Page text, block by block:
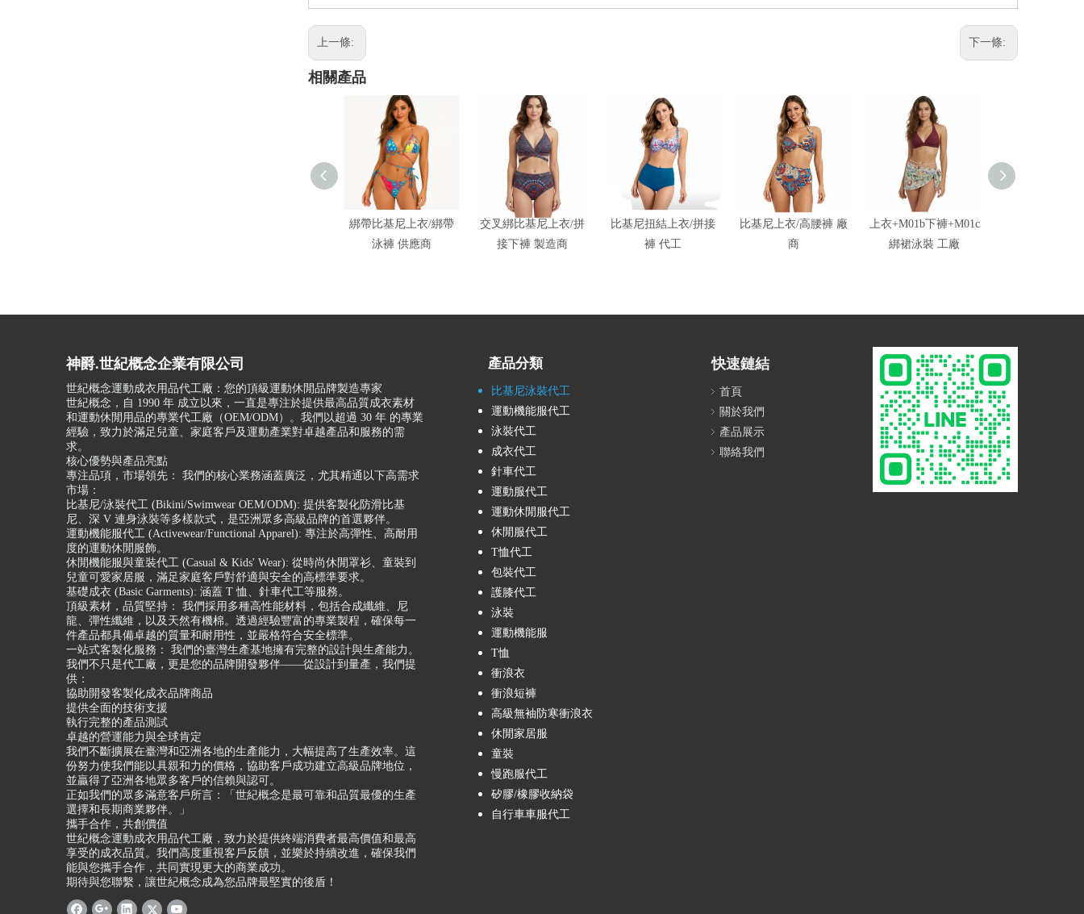
上一條: 下一條:
相關產品
綁帶比基尼上衣/綁帶
泳褲 供應商
交叉綁比基尼上衣/拼
接下褲 製造商
比基尼扭結上衣/拼接
褲 代工
比基尼上衣/高腰褲 廠
商
上衣+M01b下褲+M01c
綁裙泳裝 工廠
神爵.世紀概念企業有限公司
世紀概念運動成衣用品代工廠：您的頂級運動休閒品牌製造專家
世紀概念，自 1990 年 成立以來，一直是專注於提供最高品質成衣素材
和運動休閒用品的專業代工廠（OEM/ODM）。我們以超過 30 年 的專業
經驗，致力於滿足兒童、家庭客戶及運動產業對卓越產品和服務的需
求。
核心優勢與產品亮點
專注品項，市場領先： 我們的核心業務涵蓋廣泛，尤其精通以下高需求
市場：
比基尼/泳裝代工 (Bikini/Swimwear OEM/ODM): 提供客製化防滑比基
尼、深 V 連身泳裝等多樣款式，是亞洲眾多高級品牌的首選夥伴。
運動機能服代工 (Activewear/Functional Apparel): 專注於高彈性、高耐用
度的運動休閒服飾。
休閒機能服與童裝代工 (Casual & Kids' Wear): 從時尚休閒罩衫、童裝到
兒童可愛家居服，滿足家庭客戶對舒適與安全的高標準要求。
基礎成衣 (Basic Garments): 涵蓋 T 恤、針車代工等服務。
頂級素材，品質堅持： 我們採用多種高性能材料，包括合成纖維、尼
龍、彈性纖維，以及天然有機棉。透過經驗豐富的專業製程，確保每一
件產品都具備卓越的質量和耐用性，並嚴格符合安全標準。
一站式客製化服務： 我們的臺灣生產基地擁有完整的設計與生產能力。
我們不只是代工廠，更是您的品牌開發夥伴——從設計到量產，我們提
供：
協助開發客製化成衣品牌商品
提供全面的技術支援
執行完整的產品測試
卓越的營運能力與全球肯定
我們不斷擴展在臺灣和亞洲各地的生產能力，大幅提高了生產效率。這
份努力使我們能以具親和力的價格，協助客戶成功建立高級品牌地位，
並贏得了亞洲各地眾多客戶的信賴與認可。
正如我們的眾多滿意客戶所言：「世紀概念是最可靠和品質最優的生產
選擇和長期商業夥伴。」
攜手合作，共創價值
世紀概念運動成衣用品代工廠，致力於提供終端消費者最高價值和最高
享受的成衣品質。我們高度重視客戶反饋，並樂於持續改進，確保我們
能與您攜手合作，共同實現更大的商業成功。
期待與您聯繫，讓世紀概念成為您品牌最堅實的後盾！
產品分類
比基尼泳裝代工
運動機能服代工
泳裝代工
成衣代工
針車代工
運動服代工
運動休閒服代工
休閒服代工
T恤代工
包裝代工
護膝代工
泳裝
運動機能服
T恤
衝浪衣
衝浪短褲
高級無袖防寒衝浪衣
休閒家居服
童裝
慢跑服代工
矽膠/橡膠收納袋
自行車車服代工
快速鏈結
首頁
關於我們
產品展示
聯絡我們